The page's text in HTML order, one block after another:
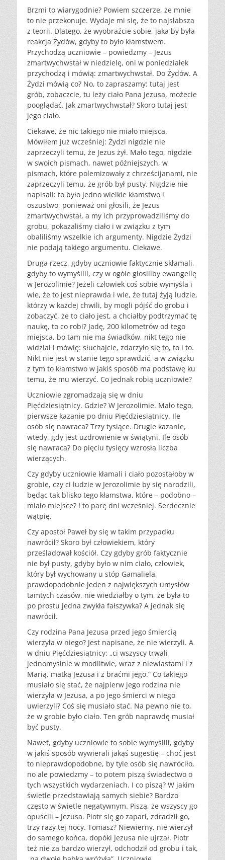
Brzmi to wiarygodnie? Powiem szczerze, że mnie
to nie przekonuje. Wydaje mi się, że to najsłabsza
z teorii. Dlatego, że wyobraźcie sobie, jaka by była
reakcja Żydów, gdyby to było kłamstwem.
Przychodzą uczniowie – powiedzmy – Jezus
zmartwychwstał w niedzielę, oni w poniedziałek
przychodzą i mówią: zmartwychwstał. Do Żydów. A
Żydzi mówią co? No, to zapraszamy: tutaj jest
grób, zobaczcie, tu leży ciało Pana Jezusa, możecie
pooglądać. Jak zmartwychwstał? Skoro tutaj jest
jego ciało.
Ciekawe, że nic takiego nie miało miejsca.
Mówiłem już wcześniej: Żydzi nigdzie nie
zaprzeczyli temu, że Jezus żył. Mało tego, nigdzie
w swoich pismach, nawet późniejszych, w
pismach, które polemizowały z chrześcijanami, nie
zaprzeczyli temu, że grób był pusty. Nigdzie nie
napisali: to było jedno wielkie kłamstwo i
oszustwo, ponieważ oni głosili, że Jezus
zmartwychwstał, a my ich przyprowadziliśmy do
grobu, pokazaliśmy ciało i w związku z tym
obaliliśmy wszelkie ich argumenty. Nigdzie Żydzi
nie podają takiego argumentu. Ciekawe.
Druga rzecz, gdyby uczniowie faktycznie skłamali,
gdyby to wymyślili, czy w ogóle głosiliby ewangelię
w Jerozolimie? Jeżeli człowiek coś sobie wymyśla i
wie, że to jest nieprawda i wie, że tutaj żyją ludzie,
którzy w każdej chwili, by mogli pójść do grobu i
zobaczyć, że to ciało jest, a chciałby podtrzymać tę
naukę, to co robi? Jadę, 200 kilometrów od tego
miejsca, bo tam nie ma świadków, nikt tego nie
widział i mówię: słuchajcie, zdarzyło się to, to i to.
Nikt nie jest w stanie tego sprawdzić, a w związku
z tym to kłamstwo w jakiś sposób ma podstawę ku
temu, że mu wierzyć. Co jednak robią uczniowie?
Uczniowie zgromadzają się w dniu
Pięćdziesiątnicy. Gdzie? W Jerozolimie. Mało tego,
pierwsze kazanie po dniu Pięćdziesiątnicy. Ile
osób się nawraca? Trzy tysiące. Drugie kazanie,
wtedy, gdy jest uzdrowienie w świątyni. Ile osób
się nawraca? Do pięciu tysięcy wzrosła liczba
wierzących.
Czy gdyby uczniowie kłamali i ciało pozostałoby w
grobie, czy ci ludzie w Jerozolimie by się narodzili,
będąc tak blisko tego kłamstwa, które – podobno –
miało miejsce? I to parę dni wcześniej. Serdecznie
wątpię.
Czy apostoł Paweł by się w takim przypadku
nawrócił? Skoro był człowiekiem, który
prześladował kościół. Czy gdyby grób faktycznie
nie był pusty, gdyby było w nim ciało, człowiek,
który był wychowany u stóp Gamaliela,
prawdopodobnie jeden z największych umysłów
tamtych czasów, nie wiedziałby o tym, że była to
po prostu jedna zwykła fałszywka? A jednak się
nawrócił.
Czy rodzina Pana Jezusa przed jego śmiercią
wierzyła w niego? Jest napisane, że nie wierzyli. A
w dniu Pięćdziesiątnicy: „ci wszyscy trwali
jednomyślnie w modlitwie, wraz z niewiastami i z
Marią, matką Jezusa i z braćmi jego.” Co takiego
musiało się stać, że najpierw jego rodzina nie
wierzyła w Jezusa, a po jego śmierci w niego
uwierzyli? Coś się musiało stać. Na pewno nie to,
że w grobie było ciało. Ten grób naprawdę musiał
być pusty.
Nawet, gdyby uczniowie to sobie wymyślili, gdyby
w jakiś sposób wywierali jakąś sugestię – choć jest
to nieprawdopodobne, by tyle osób się nawróciło,
no ale powiedzmy – to potem piszą świadectwo o
tych wszystkich wydarzeniach. I co piszą? W jakim
świetle przedstawiają samych siebie? Bardzo
często w świetle negatywnym. Piszą, że wszyscy go
opuścili – Jezusa. Piotr się go zaparł, zdradził go,
trzy razy tej nocy. Tomasz? Niewierny, nie wierzył
do samego końca, dopóki Jezusa nie ujrzał. Piotr
też nie za bardzo wierzył, odchodził od grobu i tak,